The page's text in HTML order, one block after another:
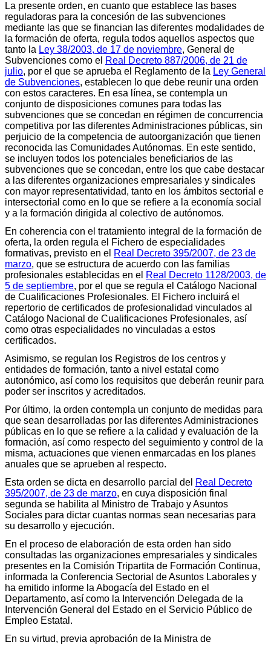
La presente orden, en cuanto que establece las bases
reguladoras para la concesión de las subvenciones
mediante las que se financian las diferentes modalidades de
la formación de oferta, regula todos aquellos aspectos que
tanto la Ley 38/2003, de 17 de noviembre, General de
Subvenciones como el Real Decreto 887/2006, de 21 de
julio, por el que se aprueba el Reglamento de la Ley General
de Subvenciones, establecen lo que debe reunir una orden
con estos caracteres. En esa línea, se contempla un
conjunto de disposiciones comunes para todas las
subvenciones que se concedan en régimen de concurrencia
competitiva por las diferentes Administraciones públicas, sin
perjuicio de la competencia de autoorganización que tienen
reconocida las Comunidades Autónomas. En este sentido,
se incluyen todos los potenciales beneficiarios de las
subvenciones que se concedan, entre los que cabe destacar
a las diferentes organizaciones empresariales y sindicales
con mayor representatividad, tanto en los ámbitos sectorial e
intersectorial como en lo que se refiere a la economía social
y a la formación dirigida al colectivo de autónomos.
En coherencia con el tratamiento integral de la formación de
oferta, la orden regula el Fichero de especialidades
formativas, previsto en el Real Decreto 395/2007, de 23 de
marzo, que se estructura de acuerdo con las familias
profesionales establecidas en el Real Decreto 1128/2003, de
5 de septiembre, por el que se regula el Catálogo Nacional
de Cualificaciones Profesionales. El Fichero incluirá el
repertorio de certificados de profesionalidad vinculados al
Catálogo Nacional de Cualificaciones Profesionales, así
como otras especialidades no vinculadas a estos
certificados.
Asimismo, se regulan los Registros de los centros y
entidades de formación, tanto a nivel estatal como
autonómico, así como los requisitos que deberán reunir para
poder ser inscritos y acreditados.
Por último, la orden contempla un conjunto de medidas para
que sean desarrolladas por las diferentes Administraciones
públicas en lo que se refiere a la calidad y evaluación de la
formación, así como respecto del seguimiento y control de la
misma, actuaciones que vienen enmarcadas en los planes
anuales que se aprueben al respecto.
Esta orden se dicta en desarrollo parcial del Real Decreto
395/2007, de 23 de marzo, en cuya disposición final
segunda se habilita al Ministro de Trabajo y Asuntos
Sociales para dictar cuantas normas sean necesarias para
su desarrollo y ejecución.
En el proceso de elaboración de esta orden han sido
consultadas las organizaciones empresariales y sindicales
presentes en la Comisión Tripartita de Formación Continua,
informada la Conferencia Sectorial de Asuntos Laborales y
ha emitido informe la Abogacía del Estado en el
Departamento, así como la Intervención Delegada de la
Intervención General del Estado en el Servicio Público de
Empleo Estatal.
En su virtud, previa aprobación de la Ministra de